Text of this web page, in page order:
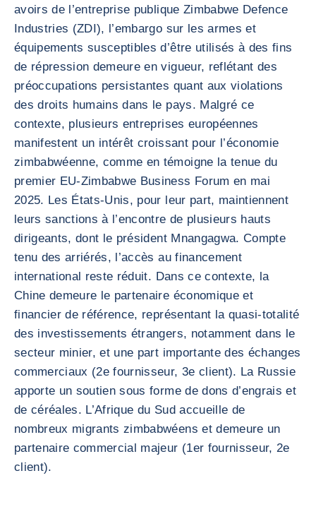
avoirs de l’entreprise publique Zimbabwe Defence
Industries (ZDI), l’embargo sur les armes et
équipements susceptibles d’être utilisés à des fins
de répression demeure en vigueur, reflétant des
préoccupations persistantes quant aux violations
des droits humains dans le pays. Malgré ce
contexte, plusieurs entreprises européennes
manifestent un intérêt croissant pour l’économie
zimbabwéenne, comme en témoigne la tenue du
premier EU-Zimbabwe Business Forum en mai
2025. Les États-Unis, pour leur part, maintiennent
leurs sanctions à l’encontre de plusieurs hauts
dirigeants, dont le président Mnangagwa. Compte
tenu des arriérés, l’accès au financement
international reste réduit. Dans ce contexte, la
Chine demeure le partenaire économique et
financier de référence, représentant la quasi-totalité
des investissements étrangers, notamment dans le
secteur minier, et une part importante des échanges
commerciaux (2e fournisseur, 3e client). La Russie
apporte un soutien sous forme de dons d’engrais et
de céréales. L’Afrique du Sud accueille de
nombreux migrants zimbabwéens et demeure un
partenaire commercial majeur (1er fournisseur, 2e
client).